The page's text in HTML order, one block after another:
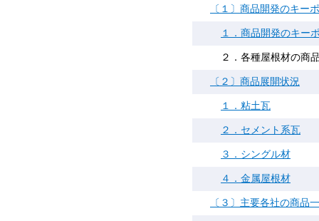
〔１〕商品開発のキー
１．商品開発のキー
２．各種屋根材の商
〔２〕商品展開状況
１．粘土瓦
２．セメント系瓦
３．シングル材
４．金属屋根材
〔３〕主要各社の商品